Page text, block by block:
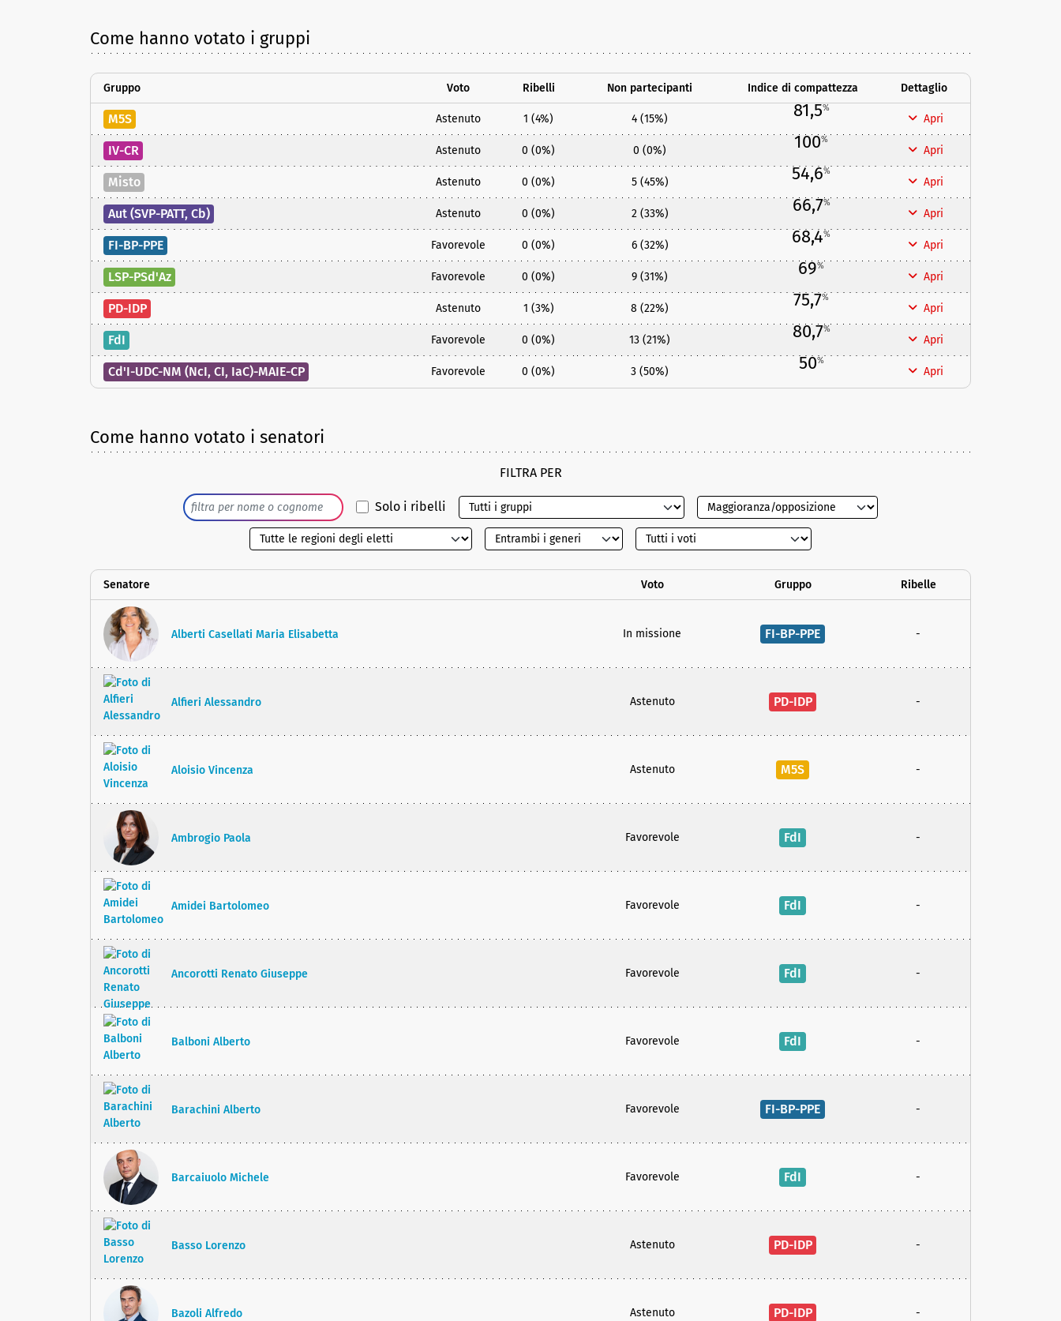
Come hanno votato i gruppi
Gruppo Voto Ribelli Non partecipanti Indice di compattezza Dettaglio
M5S Astenuto 1 (4%) 4 (15%) 81,5%
Apri
IV-CR Astenuto 0 (0%) 0 (0%) 100%
Apri
Misto Astenuto 0 (0%) 5 (45%) 54,6%
Apri
Aut (SVP-PATT, Cb) Astenuto 0 (0%) 2 (33%) 66,7%
Apri
FI-BP-PPE Favorevole 0 (0%) 6 (32%) 68,4%
Apri
LSP-PSd'Az Favorevole 0 (0%) 9 (31%) 69%
Apri
PD-IDP Astenuto 1 (3%) 8 (22%) 75,7%
Apri
FdI Favorevole 0 (0%) 13 (21%) 80,7%
Apri
Cd'I-UDC-NM (NcI, CI, IaC)-MAIE-CP Favorevole 0 (0%) 3 (50%) 50%
Apri
Come hanno votato i senatori
FILTRA PER
Solo i ribelli
Senatore Voto Gruppo Ribelle
Alberti Casellati Maria Elisabetta In missione FI-BP-PPE -
Alfieri Alessandro Astenuto PD-IDP -
Aloisio Vincenza Astenuto M5S -
Ambrogio Paola Favorevole FdI -
Amidei Bartolomeo Favorevole FdI -
Ancorotti Renato Giuseppe Favorevole FdI -
Balboni Alberto Favorevole FdI -
Barachini Alberto Favorevole FI-BP-PPE -
Barcaiuolo Michele Favorevole FdI -
Basso Lorenzo Astenuto PD-IDP -
Bazoli Alfredo Astenuto PD-IDP -